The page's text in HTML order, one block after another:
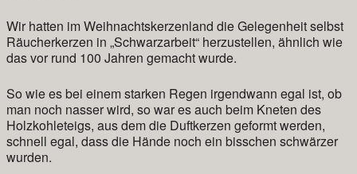
Wir hatten im Weihnachtskerzenland die Gelegenheit selbst
Räucherkerzen in „Schwarzarbeit“ herzustellen, ähnlich wie
das vor rund 100 Jahren gemacht wurde.
So wie es bei einem starken Regen irgendwann egal ist, ob
man noch nasser wird, so war es auch beim Kneten des
Holzkohleteigs, aus dem die Duftkerzen geformt werden,
schnell egal, dass die Hände noch ein bisschen schwärzer
wurden.